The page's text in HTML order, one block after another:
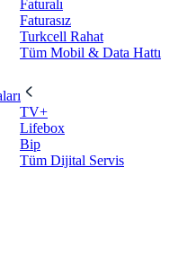
Faturalı
Faturasız
Turkcell Rahat
Tüm Mobil & Data Hattı
TV+
Lifebox
Bip
Tüm Dijital Servis